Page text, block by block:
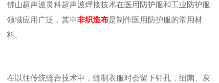
佛山超声波灵科超声波焊接技术在医用防护服和工业防护服
领域应用广泛，其中非织造布是制作医用防护服的常用材
料。
在以往传统缝合技术中，缝制衣服时会留下针孔，细菌、灰